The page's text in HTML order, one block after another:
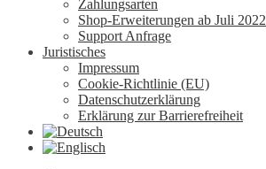
Zahlungsarten
Shop-Erweiterungen ab Juli 2022
Support Anfrage
Juristisches
Impressum
Cookie-Richtlinie (EU)
Datenschutzerklärung
Erklärung zur Barrierefreiheit